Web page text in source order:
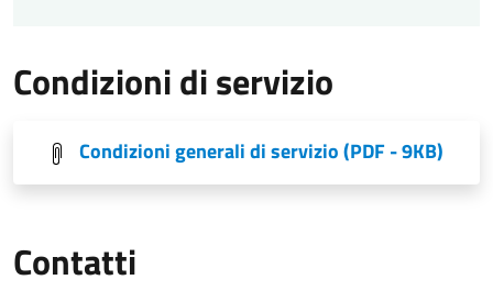
Condizioni di servizio
Condizioni generali di servizio(PDF - 9KB)
Contatti